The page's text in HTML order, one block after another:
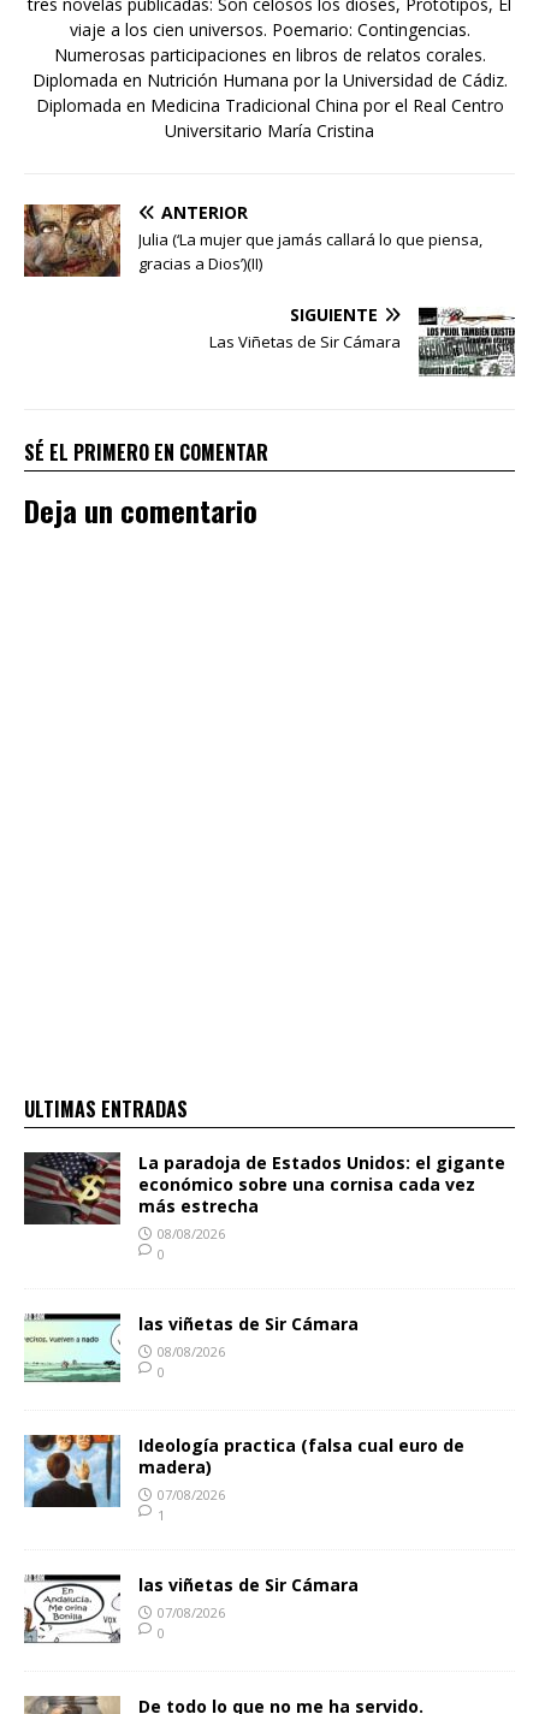
viaje a los cien universos. Poemario: Contingencias.
Numerosas participaciones en libros de relatos corales.
Diplomada en Nutrición Humana por la Universidad de Cádiz.
Diplomada en Medicina Tradicional China por el Real Centro
Universitario María Cristina
ANTERIOR
Julia (‘La mujer que jamás callará lo que piensa,
gracias a Dios’)(II)
SIGUIENTE
Las Viñetas de Sir Cámara
SÉ EL PRIMERO EN COMENTAR
Deja un comentario
ULTIMAS ENTRADAS
La paradoja de Estados Unidos: el gigante
económico sobre una cornisa cada vez
más estrecha
08/08/2026
0
las viñetas de Sir Cámara
08/08/2026
0
Ideología practica (falsa cual euro de
madera)
07/08/2026
1
las viñetas de Sir Cámara
07/08/2026
0
De todo lo que no me ha servido.